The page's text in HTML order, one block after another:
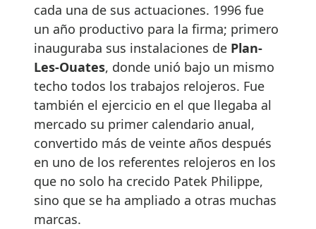
cada una de sus actuaciones. 1996 fue
un año productivo para la firma; primero
inauguraba sus instalaciones de Plan-
Les-Ouates, donde unió bajo un mismo
techo todos los trabajos relojeros. Fue
también el ejercicio en el que llegaba al
mercado su primer calendario anual,
convertido más de veinte años después
en uno de los referentes relojeros en los
que no solo ha crecido Patek Philippe,
sino que se ha ampliado a otras muchas
marcas.